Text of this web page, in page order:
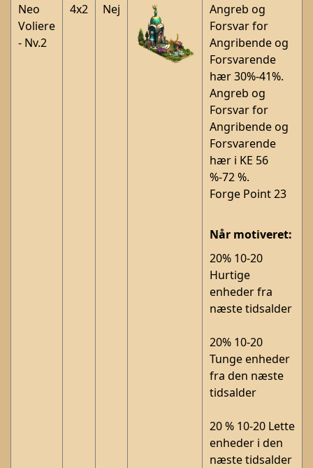
Neo
Voliere
- Nv.2
4x2 Nej
Angreb og
Forsvar for
Angribende og
Forsvarende
hær 30%-41%.
Angreb og
Forsvar for
Angribende og
Forsvarende
hær i KE 56
%-72 %.
Forge Point 23
Når motiveret:
20% 10-20
Hurtige
enheder fra
næste tidsalder
20% 10-20
Tunge enheder
fra den næste
tidsalder
20 % 10-20 Lette
enheder i den
næste tidsalder